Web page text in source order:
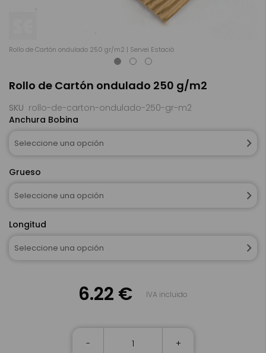
Rollo de Cartón ondulado 250 g/m2
SKU rollo-de-carton-ondulado-250-gr-m2
Anchura Bobina
Seleccione una opción
Grueso
Seleccione una opción
Longitud
Seleccione una opción
6.22 € IVA incluido
- +
Rollo de Cartón ondulado 250 gr/m2 | Servei Estació
al
de
la
de